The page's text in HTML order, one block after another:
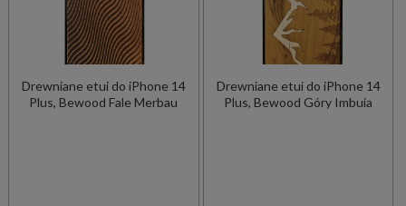
Drewniane etui do iPhone 14
Plus, Bewood Fale Merbau
Drewniane etui do iPhone 14
Plus, Bewood Góry Imbuia